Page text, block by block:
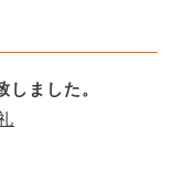
ました。